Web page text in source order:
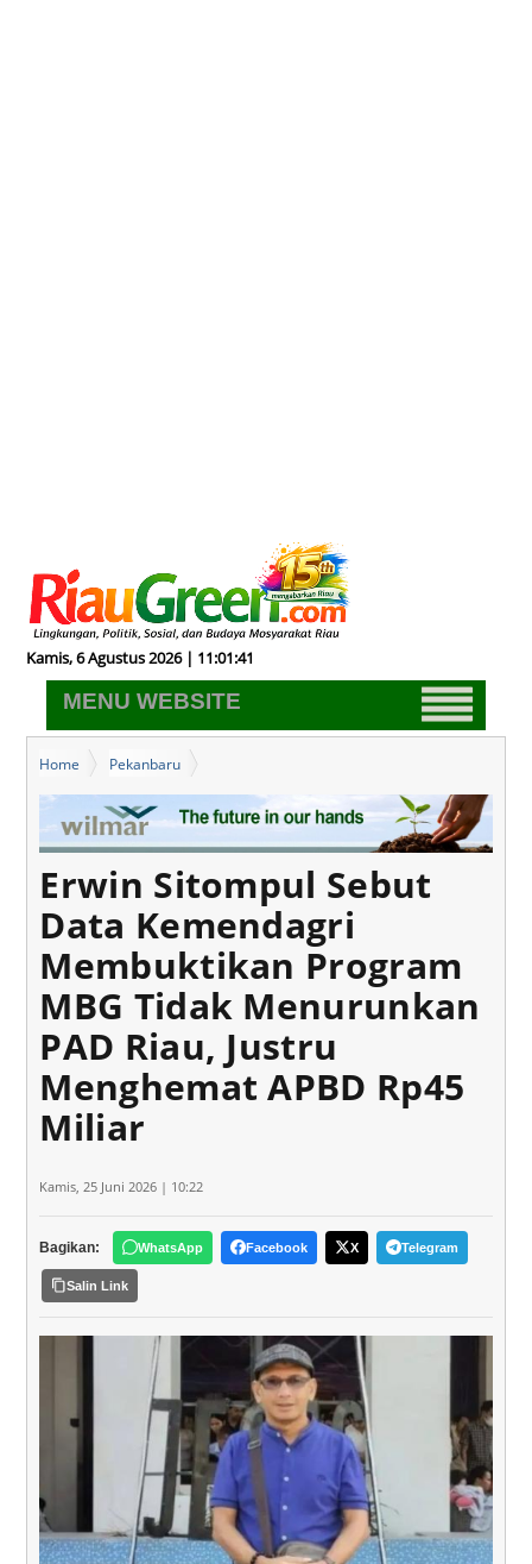
Kamis, 6 Agustus 2026 | 11:01:41
MENU WEBSITE
Home
Pekanbaru
Erwin Sitompul Sebut Data Kemendagri Membuktikan Program
MBG Tidak Menurunkan PAD Riau, Justru Menghemat APBD Rp45
Miliar
Erwin Sitompul Sebut
Data Kemendagri
Membuktikan Program
MBG Tidak Menurunkan
PAD Riau, Justru
Menghemat APBD Rp45
Miliar
Kamis, 25 Juni 2026 | 10:22
Bagikan: WhatsApp Facebook X Telegram
Salin Link